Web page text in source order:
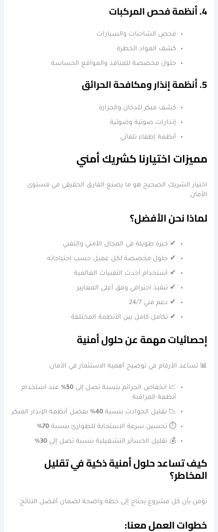
4. أنظمة فحص المركبات
فحص الشاحنات والسيارات
كشف المواد الخطرة
حلول مخصصة للمنافذ والمواقع الحساسة
5. أنظمة إنذار ومكافحة الحرائق
كشف مبكر للدخان والحرارة
إنذارات صوتية وضوئية
أنظمة إطفاء تلقائي
مميزات اختيارنا كشريك أمني
اختيار الشريك الصحيح هو ما يصنع الفارق الحقيقي في مستوى
الأمان.
لماذا نحن الأفضل؟
✔ خبرة طويلة في المجال الأمني والتقني
✔ حلول مخصصة لكل عميل حسب احتياجاته
✔ استخدام أحدث التقنيات العالمية
✔ تنفيذ احترافي وفق أعلى المعايير
✔ دعم فني 24/7
✔ تكامل كامل بين الأنظمة المختلفة
إحصائيات مهمة عن حلول أمنية
📊 تساعد الأرقام في توضيح أهمية الاستثمار في الأمان:
📈 انخفاض الجرائم بنسبة تصل إلى50%
عند استخدام
أنظمة المراقبة
📉 تقليل الحوادث بنسبة40% بفضل أنظمة الإنذار المبكر
⏱ تحسين سرعة الاستجابة للطوارئ بنسبة70%
💰 تقليل الخسائر التشغيلية بنسبة تصل إلى30%
كيف تساعد حلول أمنية ذكية في تقليل
المخاطر؟
نؤمن بأن كل مشروع يحتاج إلى خطة واضحة لضمان أفضل النتائج.
خطوات العمل معنا: